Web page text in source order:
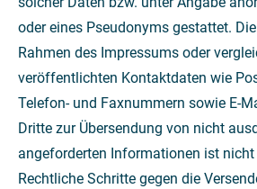
oder eines Pseudonyms gestattet.
Rahmen des Impressums oder
veröffentlichten Kontaktdaten wie
Telefon- und Faxnummern sowie E-
Dritte zur Übersendung von nicht
angeforderten Informationen ist
Rechtliche Schritte gegen die